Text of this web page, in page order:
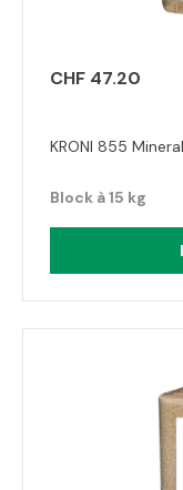
CHF 47.20
KRONI 855
Block à 15 kg